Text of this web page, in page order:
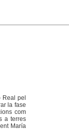
pel
la fase
com
a terres
María